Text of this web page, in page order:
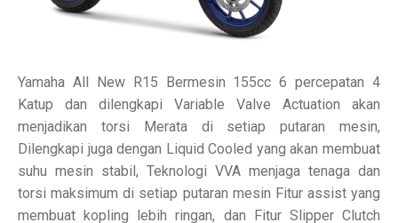
Yamaha All New R15 Bermesin 155cc 6 percepatan 4
Katup dan dilengkapi Variable Valve Actuation akan
menjadikan torsi Merata di setiap putaran mesin,
Dilengkapi juga dengan Liquid Cooled yang akan membuat
suhu mesin stabil, Teknologi VVA menjaga tenaga dan
torsi maksimum di setiap putaran mesin Fitur assist yang
membuat kopling lebih ringan, dan Fitur Slipper Clutch